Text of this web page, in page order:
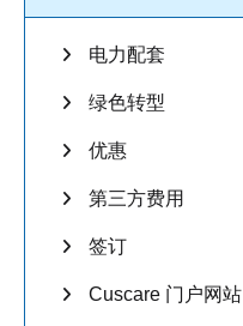
电力配套
绿色转型
优惠
第三方费用
签订
Cuscare 门户网站